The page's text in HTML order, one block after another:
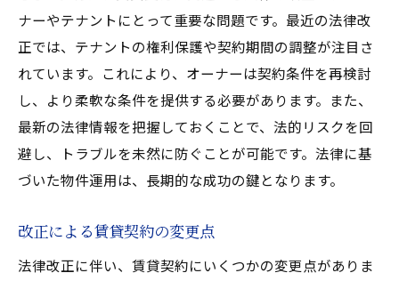
ナーやテナントにとって重要な問題です。最近の法律改
正では、テナントの権利保護や契約期間の調整が注目さ
れています。これにより、オーナーは契約条件を再検討
し、より柔軟な条件を提供する必要があります。また、
最新の法律情報を把握しておくことで、法的リスクを回
避し、トラブルを未然に防ぐことが可能です。法律に基
づいた物件運用は、長期的な成功の鍵となります。
改正による賃貸契約の変更点
法律改正に伴い、賃貸契約にいくつかの変更点がありま